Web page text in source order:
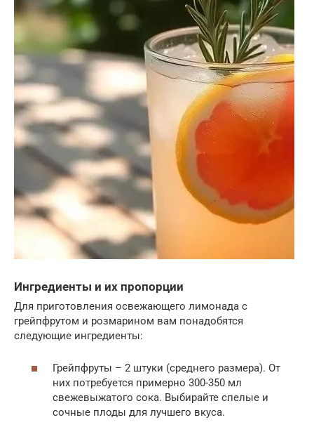
Ингредиенты и их пропорции
Для приготовления освежающего лимонада с
грейпфрутом и розмарином вам понадобятся
следующие ингредиенты:
Грейпфруты – 2 штуки (среднего размера). От
них потребуется примерно 300-350 мл
свежевыжатого сока. Выбирайте спелые и
сочные плоды для лучшего вкуса.